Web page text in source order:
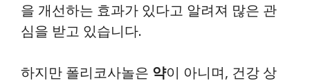
을 개선하는 효과가 있다고 알려져 많은 관
심을 받고 있습니다.
하지만 폴리코사놀은 약이 아니며, 건강 상